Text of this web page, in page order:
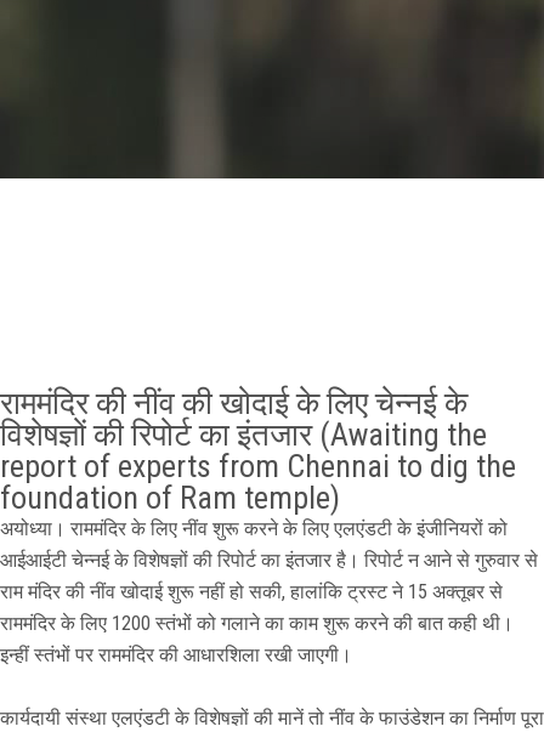
राममंदिर की नींव की खोदाई के लिए चेन्नई के
विशेषज्ञों की रिपोर्ट का इंतजार (Awaiting the
report of experts from Chennai to dig the
foundation of Ram temple)
अयोध्या। राममंदिर के लिए नींव शुरू करने के लिए एलएंडटी के इंजीनियरों को
आईआईटी चेन्नई के विशेषज्ञों की रिपोर्ट का इंतजार है। रिपोर्ट न आने से गुरुवार से
राम मंदिर की नींव खोदाई शुरू नहीं हो सकी, हालांकि ट्रस्ट ने 15 अक्तूबर से
राममंदिर के लिए 1200 स्तंभों को गलाने का काम शुरू करने की बात कही थी।
इन्हीं स्तंभों पर राममंदिर की आधारशिला रखी जाएगी।
कार्यदायी संस्था एलएंडटी के विशेषज्ञों की मानें तो नींव के फाउंडेशन का निर्माण पूरा